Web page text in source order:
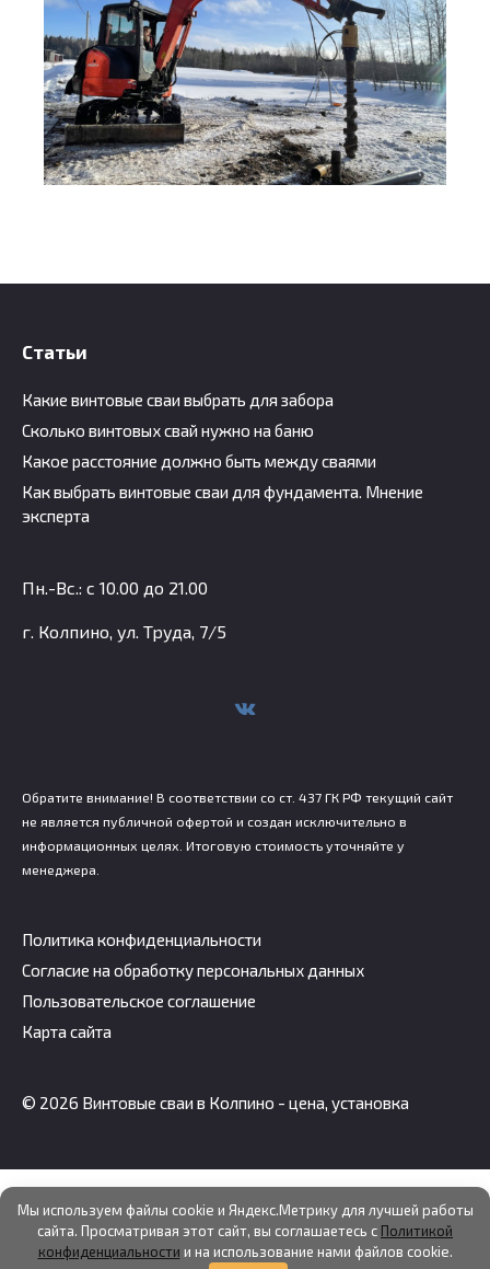
Статьи
Какие винтовые сваи выбрать для забора
Сколько винтовых свай нужно на баню
Какое расстояние должно быть между сваями
Как выбрать винтовые сваи для фундамента. Мнение
эксперта
Пн.-Вс.: с 10.00 до 21.00
г. Колпино, ул. Труда, 7/5
Обратите внимание! В соответствии со ст. 437 ГК РФ текущий сайт
не является публичной офертой и создан исключительно в
информационных целях. Итоговую стоимость уточняйте у
менеджера.
Политика конфиденциальности
Согласие на обработку персональных данных
Пользовательское соглашение
Карта сайта
© 2026 Винтовые сваи в Колпино - цена, установка
Мы используем файлы cookie и Яндекс.Метрику для лучшей работы
сайта. Просматривая этот сайт, вы соглашаетесь с Политикой
конфиденциальности и на использование нами файлов cookie.